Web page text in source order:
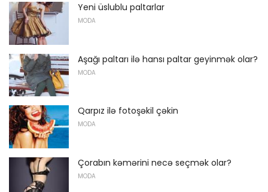
Yeni üslublu paltarlar
MODA
Aşağı paltarı ilə hansı paltar geyinmək olar?
MODA
Qarpız ilə fotoşəkil çəkin
MODA
Çorabın kəmərini necə seçmək olar?
MODA